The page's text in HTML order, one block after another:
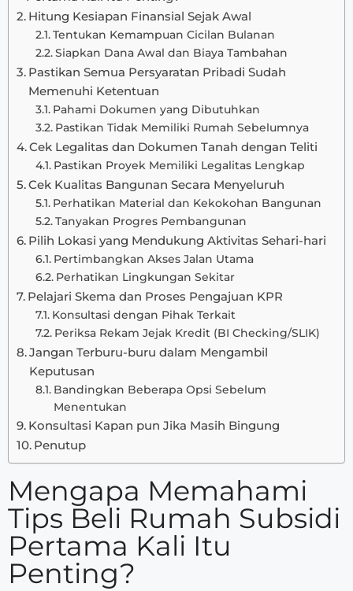
Hitung Kesiapan Finansial Sejak Awal
Tentukan Kemampuan Cicilan Bulanan
Siapkan Dana Awal dan Biaya Tambahan
Pastikan Semua Persyaratan Pribadi Sudah
Memenuhi Ketentuan
Pahami Dokumen yang Dibutuhkan
Pastikan Tidak Memiliki Rumah Sebelumnya
Cek Legalitas dan Dokumen Tanah dengan Teliti
Pastikan Proyek Memiliki Legalitas Lengkap
Cek Kualitas Bangunan Secara Menyeluruh
Perhatikan Material dan Kekokohan Bangunan
Tanyakan Progres Pembangunan
Pilih Lokasi yang Mendukung Aktivitas Sehari-hari
Pertimbangkan Akses Jalan Utama
Perhatikan Lingkungan Sekitar
Pelajari Skema dan Proses Pengajuan KPR
Konsultasi dengan Pihak Terkait
Periksa Rekam Jejak Kredit (BI Checking/SLIK)
Jangan Terburu-buru dalam Mengambil
Keputusan
Bandingkan Beberapa Opsi Sebelum
Menentukan
Konsultasi Kapan pun Jika Masih Bingung
Penutup
Mengapa Memahami
Tips Beli Rumah Subsidi
Pertama Kali Itu
Penting?